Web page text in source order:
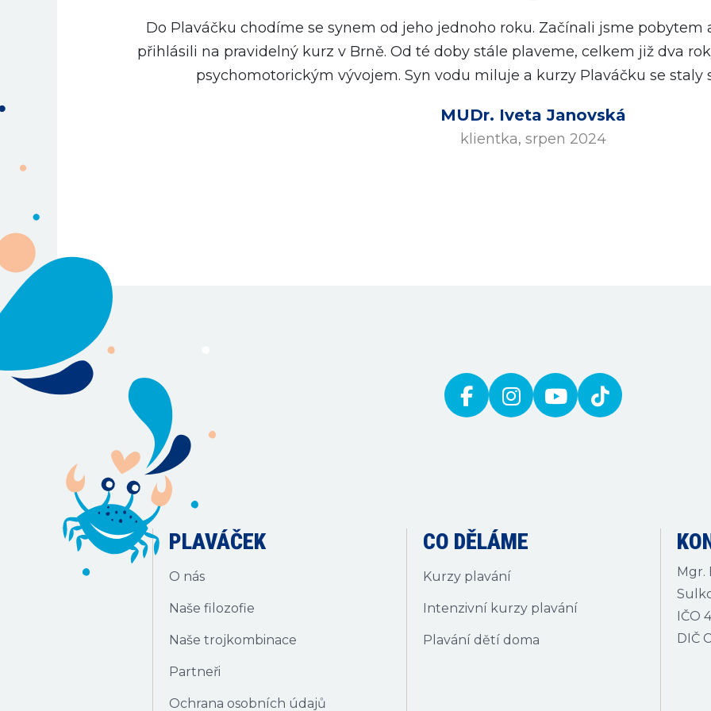
Plaváček jsou rozhodně taky lidi. A milujicí a milovaní. ♥️♥️♥️ Je jen zlomeček
provázíte, především aby děti uměly plavat a neměly strach z vody. Ve
rodiče a rodina jako celek může díky Plaváčku prožít. To se totiž ani popsat nedá,
Lucie Harnošová
…
PLAVÁČEK
O nás
Naše filozofie
Naše trojkombinace
Partneři
Ochrana osobních údajů
CO DĚLÁME
Kurzy plavání
Intenzivní kurzy plavání
Plavání dětí doma
Mgr.
IČO
DIČ